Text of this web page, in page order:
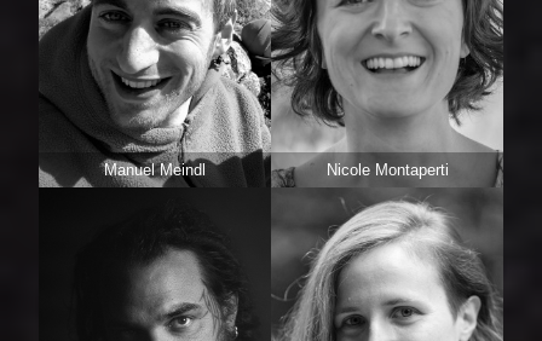
Manuel Meindl Nicole Montaperti